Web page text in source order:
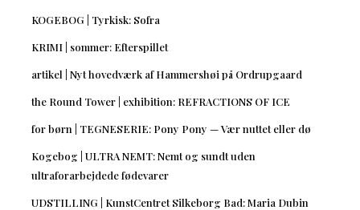
KOGEBOG | Tyrkisk: Sofra
KRIMI | sommer: Efterspillet
artikel | Nyt hovedværk af Hammershøi på Ordrupgaard
the Round Tower | exhibition: REFRACTIONS OF ICE
for børn | TEGNESERIE: Pony Pony — Vær nuttet eller dø
Kogebog | ULTRA NEMT: Nemt og sundt uden
ultraforarbejdede fødevarer
UDSTILLING | KunstCentret Silkeborg Bad: Maria Dubin